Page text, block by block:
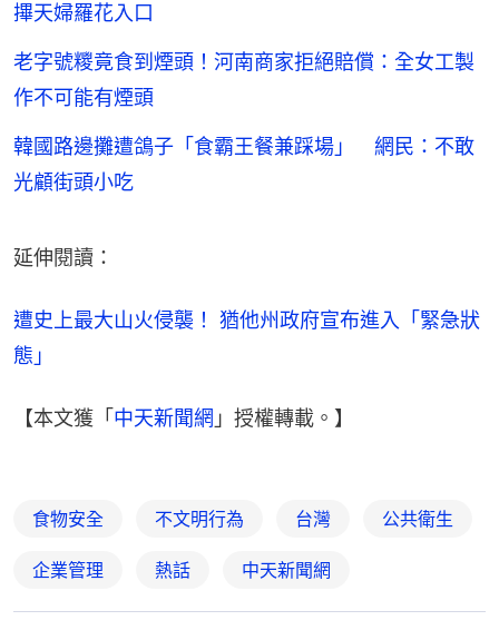
𢳂天婦羅花入口
老字號糭竟食到煙頭！河南商家拒絕賠償：全女工製
作不可能有煙頭
韓國路邊攤遭鴿子「食霸王餐兼踩場」 網民：不敢
光顧街頭小吃
延伸閱讀：
遭史上最大山火侵襲！ 猶他州政府宣布進入「緊急狀
態」
【本文獲「 中天新聞網 」授權轉載。】
食物安全 不文明行為 台灣 公共衛生
企業管理 熱話 中天新聞網